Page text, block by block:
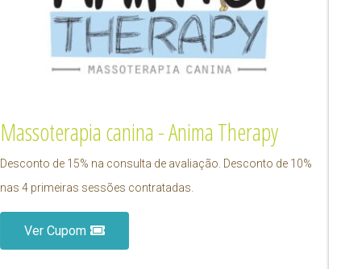
Massoterapia canina - Anima Therapy
Desconto de 15% na consulta de avaliação. Desconto de 10%
nas 4 primeiras sessões contratadas.
Ver Cupom